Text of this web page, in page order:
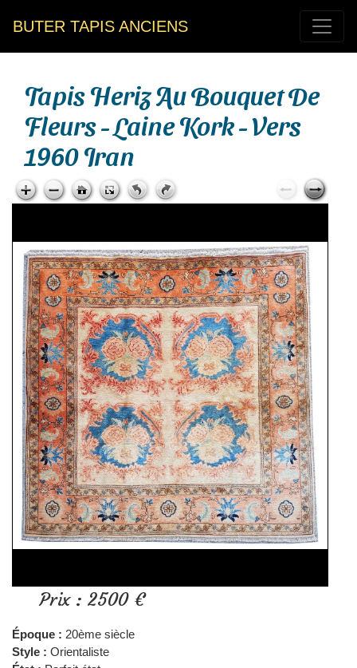
BUTER TAPIS ANCIENS
Tapis Heriz Au Bouquet De
Fleurs - Laine Kork - Vers
1960 Iran
Prix : 2500 €
Époque : 20ème siècle
Style : Orientaliste